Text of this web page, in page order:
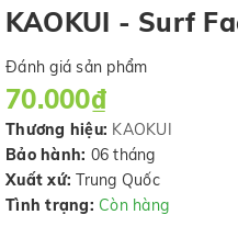
KAOKUI - Surf
Đánh giá sản phẩm
70.000₫
Thương hiệu: KAOKUI
Bảo hành: 06 tháng
Xuất xứ: Trung Quốc
Tình trạng: Còn hàng